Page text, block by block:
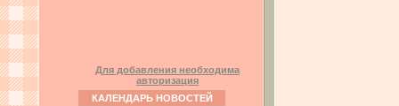
Для добавления необходима
авторизация
КАЛЕНДАРЬ НОВОСТЕЙ